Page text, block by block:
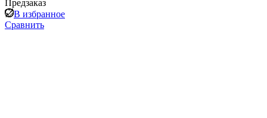
Предзаказ
В избранное
Сравнить